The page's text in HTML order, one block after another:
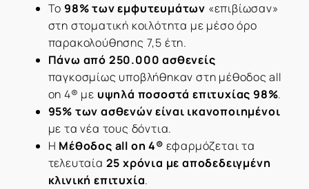
Το 98% των εμφυτευμάτων «επιβίωσαν»
στη στοματική κοιλότητα με μέσο όρο
παρακολούθησης 7,5 έτη.
Πάνω από 250.000 ασθενείς
παγκοσμίως υποβλήθηκαν στη μέθοδος all
on 4® με υψηλά ποσοστά επιτυχίας 98%.
95% των ασθενών είναι ικανοποιημένοι
με τα νέα τους δόντια.
Η Μέθοδος all on 4® εφαρμόζεται τα
τελευταία 25 χρόνια με αποδεδειγμένη
κλινική επιτυχία.